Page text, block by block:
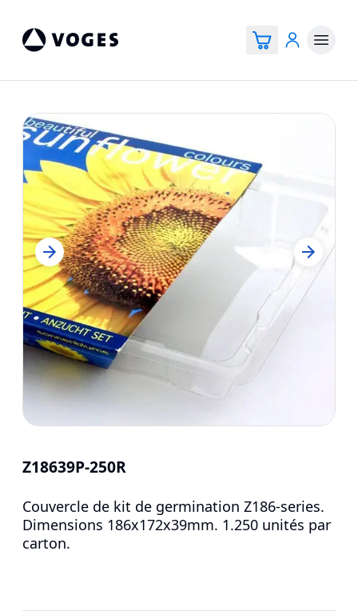
Z18639P-250R
Couvercle de kit de germination Z186-series.
Dimensions 186x172x39mm. 1.250 unités par
carton.